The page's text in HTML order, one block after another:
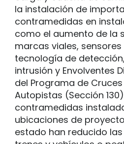
la instalación de
contramedidas en
como el aumento de la
marcas viales,
tecnología de
intrusión y Envolventes
del Programa de
Autopistas (Sección 130)
contramedidas
ubicaciones de
estado han reducido